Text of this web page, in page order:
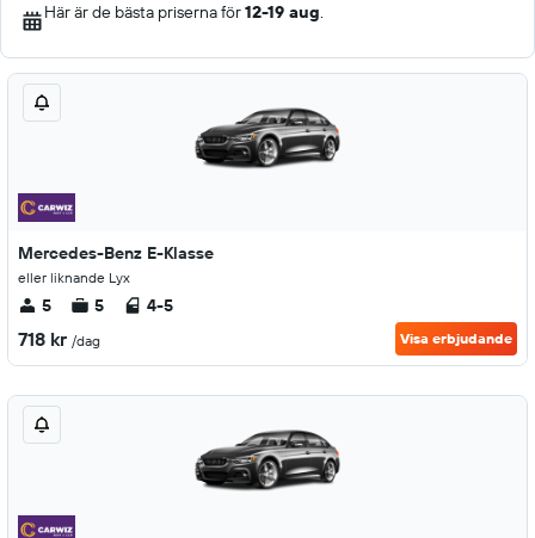
Här är de bästa priserna för12-19 aug.
Mercedes-Benz E-Klasse
eller liknande Lyx
5 5 4-5
718 kr /dag Visa erbjudande